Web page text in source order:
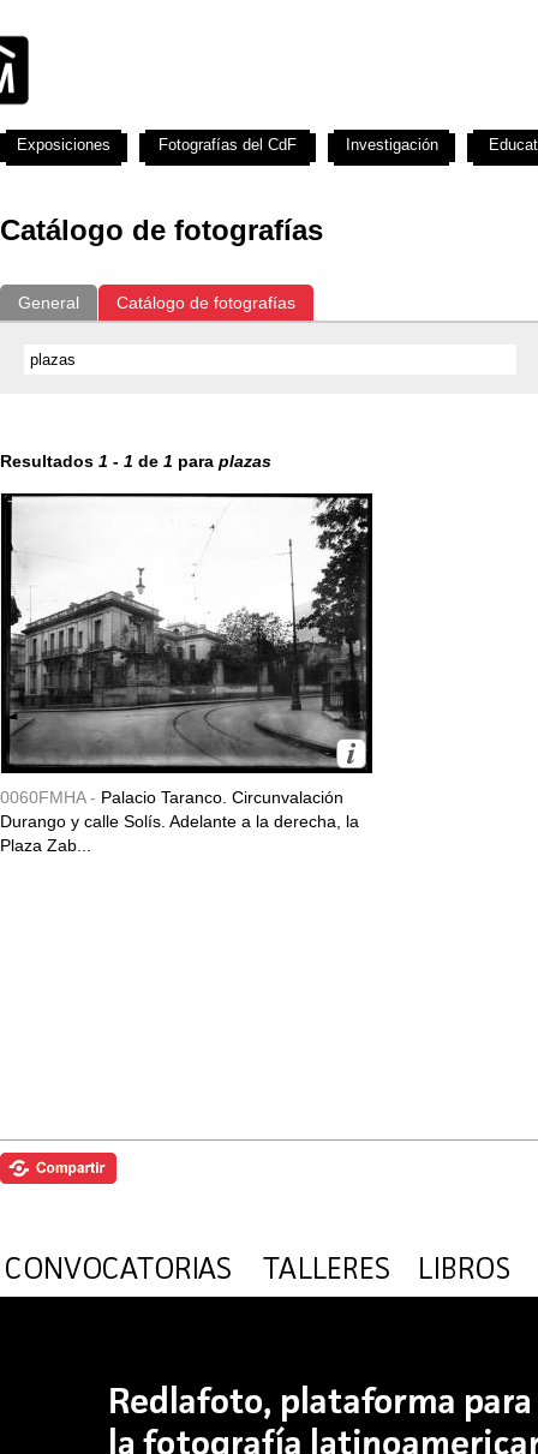
Catálogo de fotografías
General Catálogo de fotografías
Resultados 1 - 1 de 1 para plazas
0060FMHA - Palacio Taranco. Circunvalación
Durango y calle Solís. Adelante a la derecha, la
Plaza Zab...
Exposiciones Fotografías del CdF Investigación